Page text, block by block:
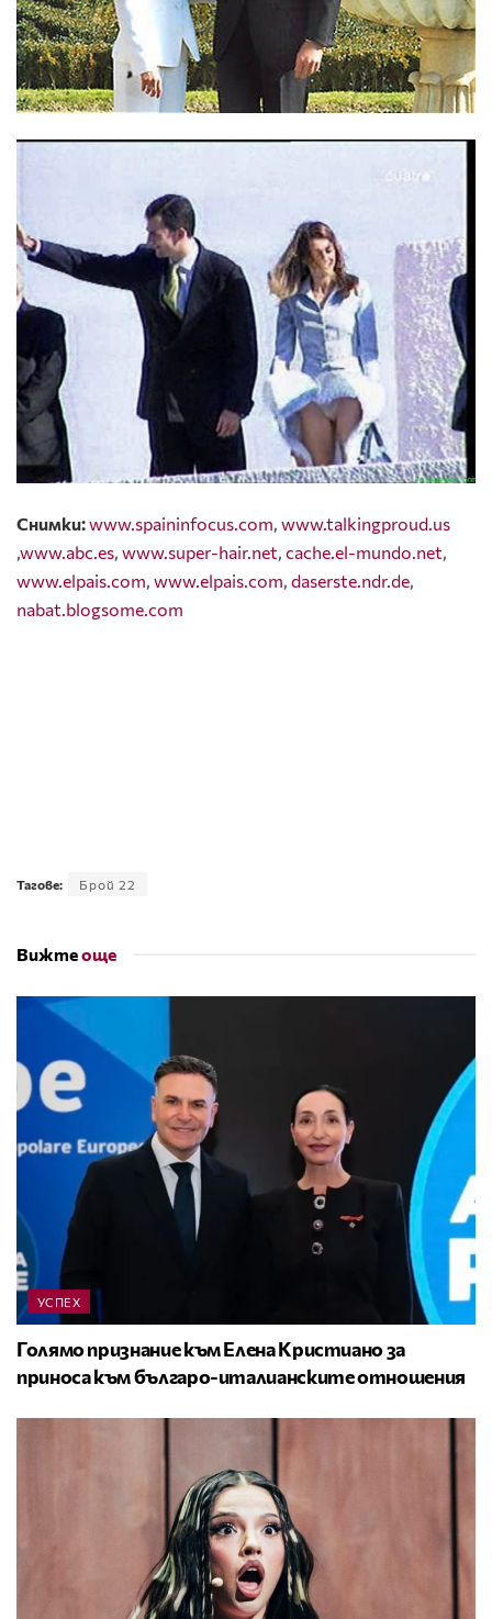
Снимки:www.spaininfocus.com, www.talkingproud.us
,www.abc.es, www.super-hair.net, cache.el-mundo.net,
www.elpais.com, www.elpais.com, daserste.ndr.de,
nabat.blogsome.com
Тагове: Брой 22
Вижтеоще
УСПЕХ
Голямо признание към Елена Кристиано за
приноса към българо-италианските отношения